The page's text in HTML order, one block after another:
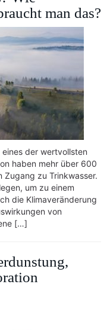
man das?
eines der wertvollsten
haben mehr über 600
Zugang zu Trinkwasser.
um zu einem
die Klimaveränderung
von
[…]